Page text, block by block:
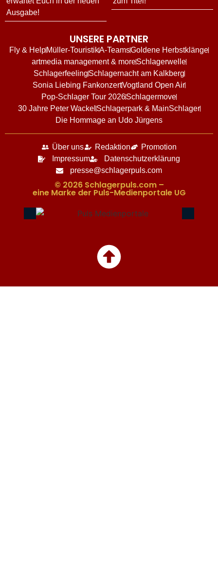
Ausgabe!
UNSERE PARTNER
Fly & HelpMüller-TouristikA-TeamsGoldene Herbstklänge
artmedia management & moreSchlagerwelle
SchlagerfeelingSchlagernacht am Kalkberg
Sonia Liebing FankonzertVogtland Open Air
Pop-Schlager Tour 2026Schlagermove
30 Jahre Peter Wackel Schlagerpark & MainSchlager
Die Hommage an Udo Jürgens
Über uns Redaktion
Promotion
Impressum
Datenschutzerklärung
presse@schlagerpuls.com
© 2026 Schlagerpuls.com –
eine Marke der Puls-Medienportale UG​